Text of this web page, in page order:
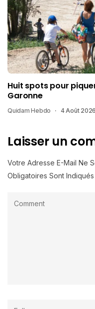
Huit spots pour
Garonne
Quidam Hebdo 4 Août 2026
Laisser un
Votre Adresse E-Mail Ne
Obligatoires Sont